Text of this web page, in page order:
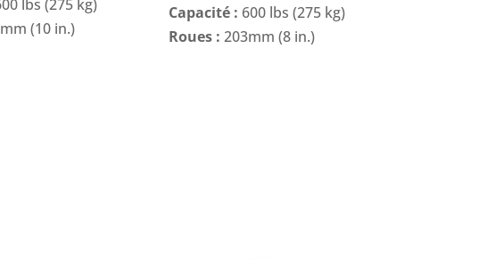
lbs (275 kg)
(10 in.)
Capacité : 600 lbs (275 kg)
Roues : 203mm (8 in.)